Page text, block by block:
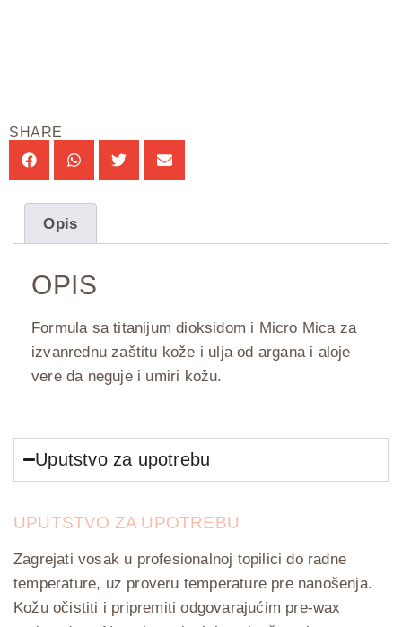
SHARE
Opis
OPIS
Formula sa titanijum dioksidom i Micro Mica za
izvanrednu zaštitu kože i ulja od argana i aloje
vere da neguje i umiri kožu.
Uputstvo za upotrebu
UPUTSTVO ZA UPOTREBU
Zagrejati vosak u profesionalnoj topilici do radne
temperature, uz proveru temperature pre nanošenja.
Kožu očistiti i pripremiti odgovarajućim pre-wax